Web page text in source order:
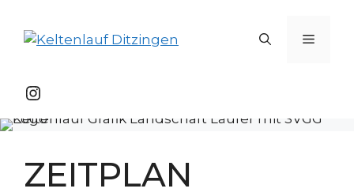
Inhalt
springen
Menü
Instagram
ZEITPLAN